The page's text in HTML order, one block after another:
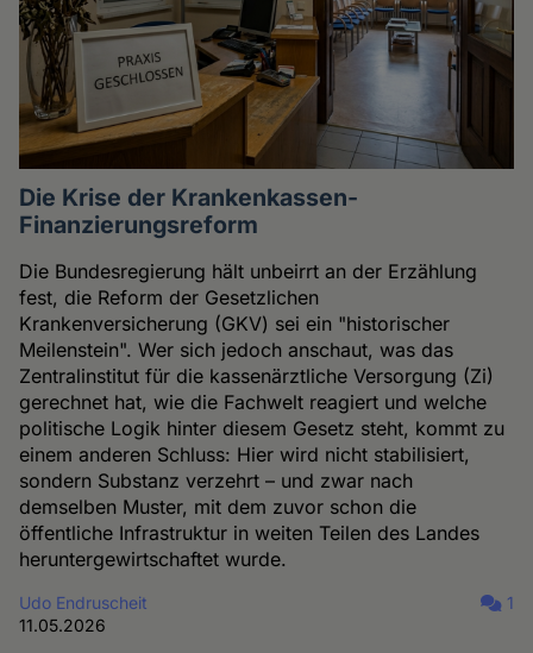
Die Krise der Krankenkassen-
Finanzierungsreform
Die Bundesregierung hält unbeirrt an der Erzählung
fest, die Reform der Gesetzlichen
Krankenversicherung (GKV) sei ein "historischer
Meilenstein". Wer sich jedoch anschaut, was das
Zentralinstitut für die kassenärztliche Versorgung (Zi)
gerechnet hat, wie die Fachwelt reagiert und welche
politische Logik hinter diesem Gesetz steht, kommt zu
einem anderen Schluss: Hier wird nicht stabilisiert,
sondern Substanz verzehrt – und zwar nach
demselben Muster, mit dem zuvor schon die
öffentliche Infrastruktur in weiten Teilen des Landes
heruntergewirtschaftet wurde.
Udo Endruscheit
11.05.2026
1